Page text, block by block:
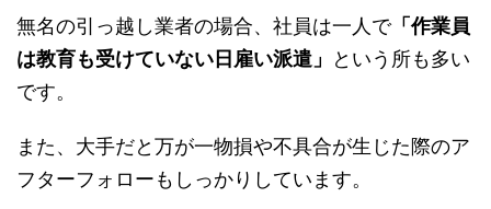
もちろん人によりますが、一定レベル以上と思っ
て間違いないと思います。
無名の引っ越し業者の場合、社員は一人で「作業
員は教育も受けていない日雇い派遣」